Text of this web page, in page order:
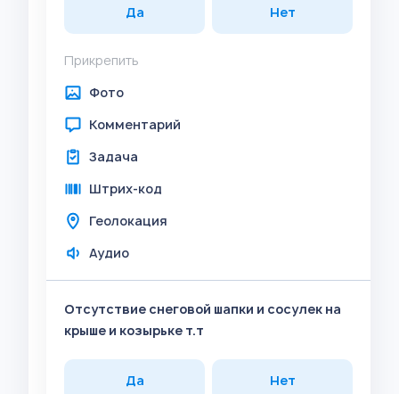
Да Нет
Прикрепить
Фото
Комментарий
Задача
Штрих-код
Геолокация
Аудио
Отсутствие снеговой шапки и сосулек на
крыше и козырьке т.т
Да Нет